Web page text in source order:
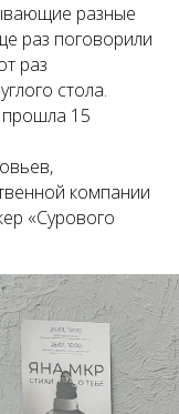
разные
раз поговорили
раз
стола.
15
компании
«Сурового